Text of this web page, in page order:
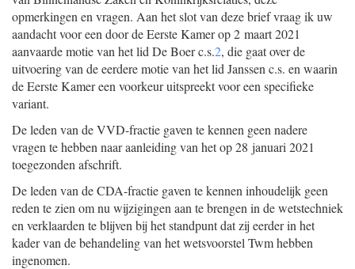
opmerkingen en vragen. Aan het slot van deze brief vraag ik uw
aandacht voor een door de Eerste Kamer op 2 maart 2021
aanvaarde motie van het lid De Boer c.s.2, die gaat over de
uitvoering van de eerdere motie van het lid Janssen c.s. en waarin
de Eerste Kamer een voorkeur uitspreekt voor een specifieke
variant.
De leden van de VVD-fractie gaven te kennen geen nadere
vragen te hebben naar aanleiding van het op 28 januari 2021
toegezonden afschrift.
De leden van de CDA-fractie gaven te kennen inhoudelijk geen
reden te zien om nu wijzigingen aan te brengen in de wetstechniek
en verklaarden te blijven bij het standpunt dat zij eerder in het
kader van de behandeling van het wetsvoorstel Twm hebben
ingenomen.